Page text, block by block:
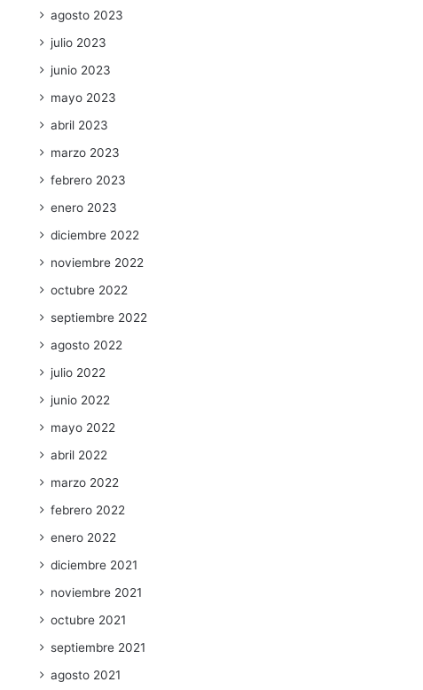
agosto 2023
julio 2023
junio 2023
mayo 2023
abril 2023
marzo 2023
febrero 2023
enero 2023
diciembre 2022
noviembre 2022
octubre 2022
septiembre 2022
agosto 2022
julio 2022
junio 2022
mayo 2022
abril 2022
marzo 2022
febrero 2022
enero 2022
diciembre 2021
noviembre 2021
octubre 2021
septiembre 2021
agosto 2021